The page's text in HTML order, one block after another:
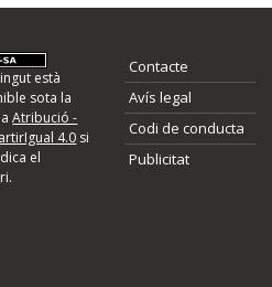
millores o
proposar alguna millora, ompliu els
o l'error del qual voleu informar-
està
sota la
Atribució -
4.0 si
el
Contacte
Avís legal
Codi de conducta
Publicitat